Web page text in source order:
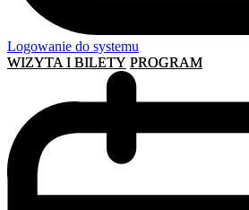
Logowanie do systemu
WIZYTA I BILETY PROGRAM